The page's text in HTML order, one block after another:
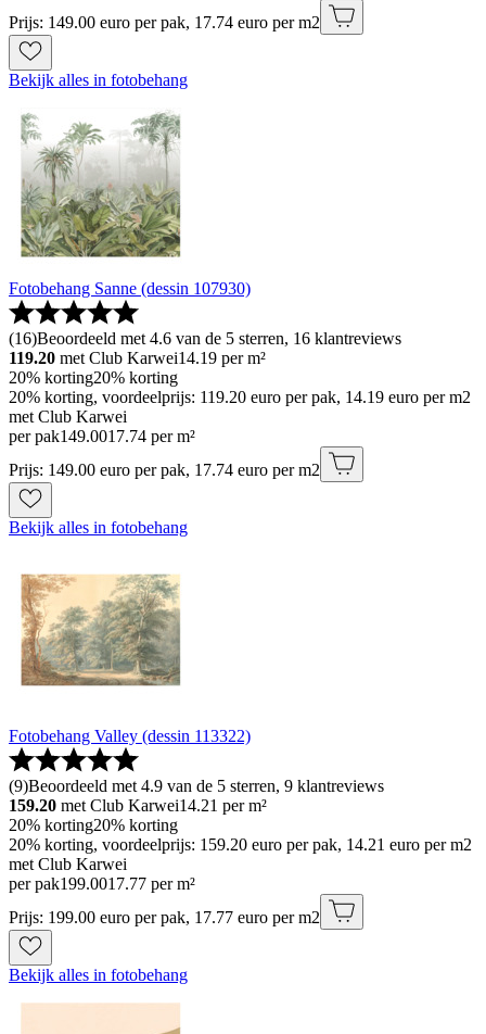
Prijs: 149.00 euro per pak, 17.74 euro per m2
Bekijk alles in fotobehang
Fotobehang Sanne (dessin 107930)
(16)Beoordeeld met 4.6 van de 5 sterren, 16 klantreviews
119.20 met Club Karwei14.19 per m²
20% korting20% korting
20% korting, voordeelprijs: 119.20 euro per pak, 14.19 euro per m2
met Club Karwei
per pak149.0017.74 per m²
Prijs: 149.00 euro per pak, 17.74 euro per m2
Bekijk alles in fotobehang
Fotobehang Valley (dessin 113322)
(9)Beoordeeld met 4.9 van de 5 sterren, 9 klantreviews
159.20 met Club Karwei14.21 per m²
20% korting20% korting
20% korting, voordeelprijs: 159.20 euro per pak, 14.21 euro per m2
met Club Karwei
per pak199.0017.77 per m²
Prijs: 199.00 euro per pak, 17.77 euro per m2
Bekijk alles in fotobehang